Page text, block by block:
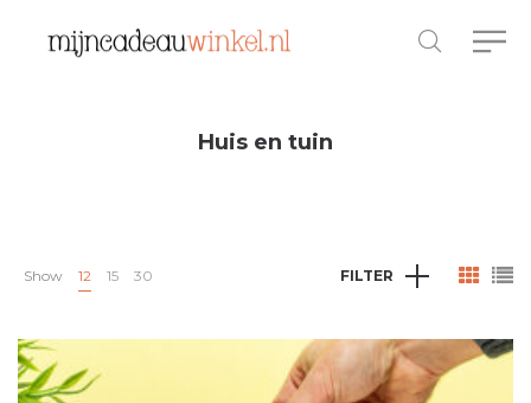
Huis en tuin
Show 12 15 30 FILTER